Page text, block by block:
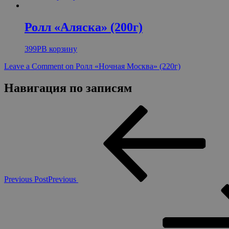
Ролл «Аляска» (200г)
399РВ корзину
Leave a Comment on Ролл «Ночная Москва» (220г)
Навигация по записям
Previous PostPrevious